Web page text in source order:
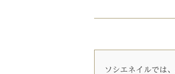
ソシエネイルでは